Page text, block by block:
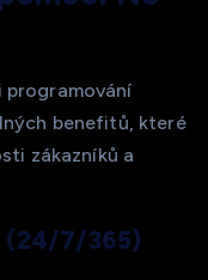
benefitů, které
zákazníků a
(24/7/365)